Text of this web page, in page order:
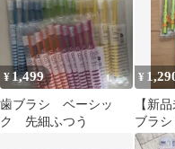
¥ 1,499
歯ブラシ ベーシッ
ク 先細ふつう
¥
【新
ブラ